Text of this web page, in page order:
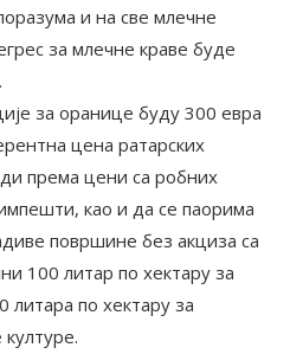
и на све млечне
за млечне краве буде
за оранице буду 300 евра
цена ратарских
према цени са робних
као и да се паорима
површине без акциза са
100 литар по хектару за
литара по хектару за